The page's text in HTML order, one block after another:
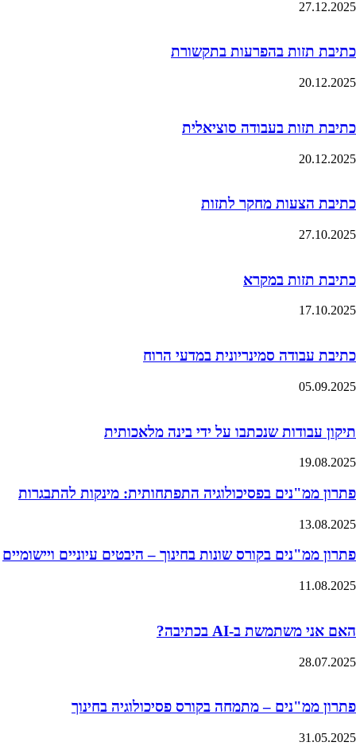
27.12.2025
כתיבת תזות בהפרעות בתקשורת
20.12.2025
כתיבת תזות בעבודה סוציאלית
20.12.2025
כתיבת הצעות מחקר לתזות
27.10.2025
כתיבת תזות במקרא
17.10.2025
כתיבת עבודה סמינריונית במדעי הרוח
05.09.2025
תיקון עבודות שנכתבו על ידי בינה מלאכותית
19.08.2025
פתרון ממ"נים בפסיכולוגיה התפתחותית: מינקות להתבגרות
13.08.2025
פתרון ממ"נים בקורס שונות בחינוך – היבטים עיוניים ויישומיים
11.08.2025
האם אני משתמשת ב-AI בכתיבה?
28.07.2025
פתרון ממ"נים – מתמחה בקורס פסיכולוגיה בחינוך
31.05.2025